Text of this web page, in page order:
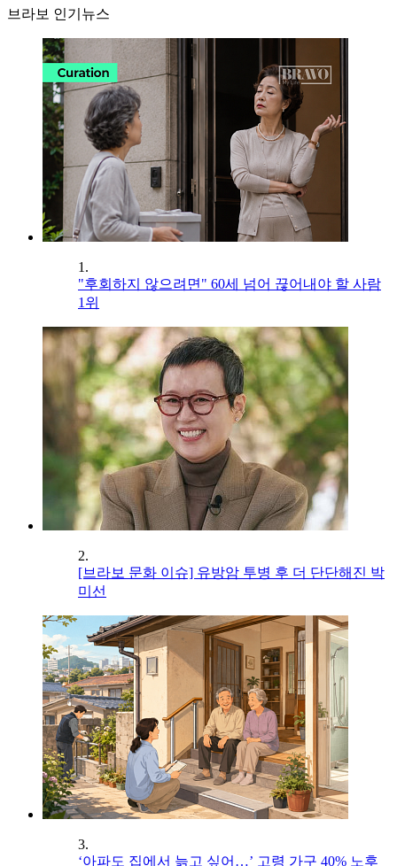
브라보 인기뉴스
1.
"후회하지 않으려면" 60세 넘어 끊어내야 할 사람
1위
2.
[브라보 문화 이슈] 유방암 투병 후 더 단단해진 박
미선
3.
‘아파도 집에서 늙고 싶어…’ 고령 가구 40% 노후